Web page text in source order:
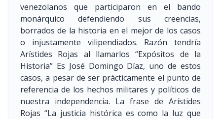
venezolanos que participaron en el bando
monárquico defendiendo sus creencias,
borrados de la historia en el mejor de los casos
o injustamente vilipendiados. Razón tendría
Arístides Rojas al llamarlos “Expósitos de la
Historia” Es José Domingo Díaz, uno de estos
casos, a pesar de ser prácticamente el punto de
referencia de los hechos militares y políticos de
nuestra independencia. La frase de Arístides
Rojas “La justicia histórica es como la luz que